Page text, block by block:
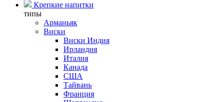
Крепкие напитки
типы
Арманьяк
Виски
Виски Индия
Ирландия
Италия
Канада
США
Тайвань
Франция